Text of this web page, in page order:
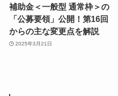
補助金＜一般型 通常枠＞の
「公募要領」公開！第16回
からの主な変更点を解説
2025年3月21日